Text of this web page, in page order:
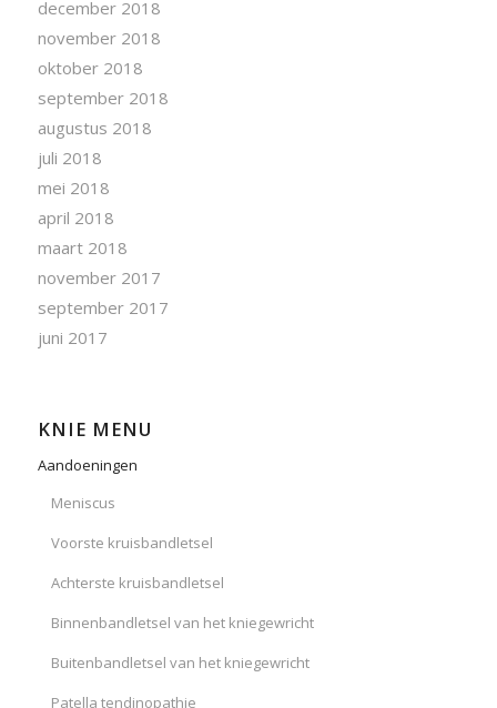
december 2018
november 2018
oktober 2018
september 2018
augustus 2018
juli 2018
mei 2018
april 2018
maart 2018
november 2017
september 2017
juni 2017
KNIE MENU
Aandoeningen
Meniscus
Voorste kruisbandletsel
Achterste kruisbandletsel
Binnenbandletsel van het kniegewricht
Buitenbandletsel van het kniegewricht
Patella tendinopathie